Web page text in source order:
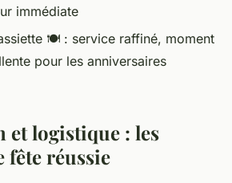
immédiate
🍽️ : service raffiné, moment
pour les anniversaires
et logistique : les
fête réussie